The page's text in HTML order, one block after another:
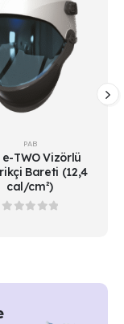
PAB
e-TWO Vizörlü
Bareti (12,4
cal/cm²)